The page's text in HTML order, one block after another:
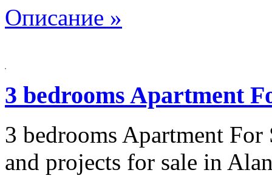
Описание »
3 bedrooms Apartment
3 bedrooms Apartment
and projects for sale in